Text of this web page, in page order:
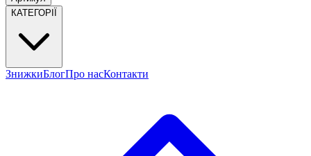
КАТЕГОРІЇ
ЗнижкиБлогПро насКонтакти